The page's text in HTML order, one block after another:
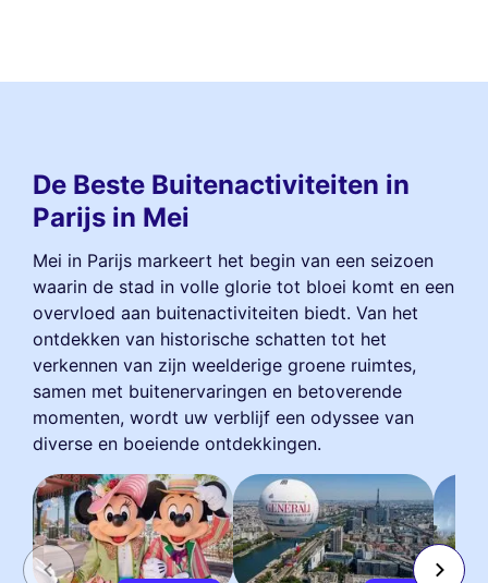
De Beste Buitenactiviteiten in
Parijs in Mei
Mei in Parijs markeert het begin van een seizoen
waarin de stad in volle glorie tot bloei komt en een
overvloed aan buitenactiviteiten biedt. Van het
ontdekken van historische schatten tot het
verkennen van zijn weelderige groene ruimtes,
samen met buitenervaringen en betoverende
momenten, wordt uw verblijf een odyssee van
diverse en boeiende ontdekkingen.